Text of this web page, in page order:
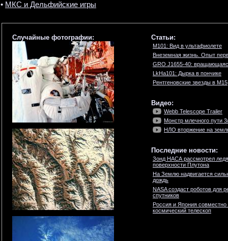
• МКС и Дельфийские игры
Случайные фотографии: Статьи:
M101: Вид в ультафиолете
Внеземная жизнь. Опыт
GRO J1655-40:
LkHa101: Дырка в пончике
Рентгеновские звезды в M15
Видео:
Webb Telescope Trailer
Монстр млечного пути
НЛО вторжение на
Последние новости:
Зонд НАСА рассмотрел
поверхности Плутона
На Землю надвигается
дождь
NASA создаст роботов для
спутников
Россия и Япония совместно
космический телескоп